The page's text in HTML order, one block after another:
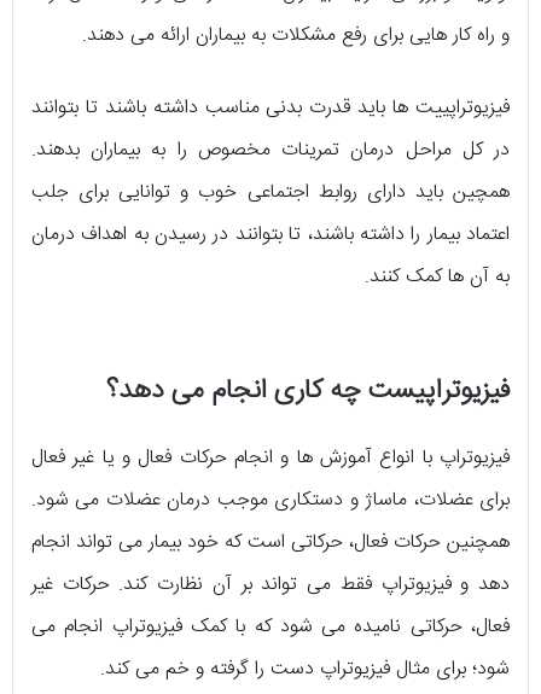
و راه کار هایی برای رفع مشکلات به بیماران ارائه می دهند.
فیزیوتراپییت ها باید قدرت بدنی مناسب داشته باشند تا بتوانند
در کل مراحل درمان تمرینات مخصوص را به بیماران بدهند.
همچین باید دارای روابط اجتماعی خوب و توانایی برای جلب
اعتماد بیمار را داشته باشند، تا بتوانند در رسیدن به اهداف درمان
به آن ها کمک کنند.
فیزیوتراپیست چه کاری انجام می دهد؟
فیزیوتراپ با انواع آموزش ها و انجام حرکات فعال و یا غیر فعال
برای عضلات، ماساژ و دستکاری موجب درمان عضلات می شود.
همچنین حرکات فعال، حرکاتی است که خود بیمار می تواند انجام
دهد و فیزیوتراپ فقط می تواند بر آن نظارت کند. حرکات غیر
فعال، حرکاتی نامیده می شود که با کمک فیزیوتراپ انجام می
شود؛ برای مثال فیزیوتراپ دست را گرفته و خم می کند.